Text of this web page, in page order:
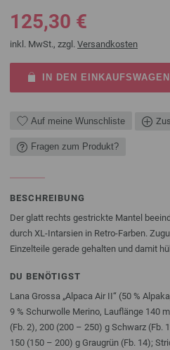
125,30 €
inkl. MwSt., zzgl. Versandkosten
IN DEN
Auf meine Wunschliste
Fragen zum Produkt?
BESCHREIBUNG
Der glatt rechts gestrickte Mantel
durch XL-Intarsien in Retro-Farben.
Einzelteile gerade gehalten und damit
DU BENÖTIGST
Lana Grossa „Alpaca Air II“ (50 %
9 % Schurwolle Merino, Lauflänge 140
(Fb. 2), 200 (200 – 250) g Schwarz (Fb.
150 (150 – 200) g Graugrün (Fb. 14);